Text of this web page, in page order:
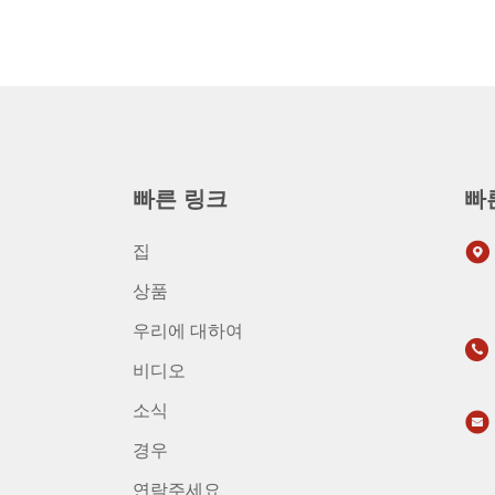
빠른 링크
집
상품
우리에 대하여
비디오
소식
경우
연락주세요
빠